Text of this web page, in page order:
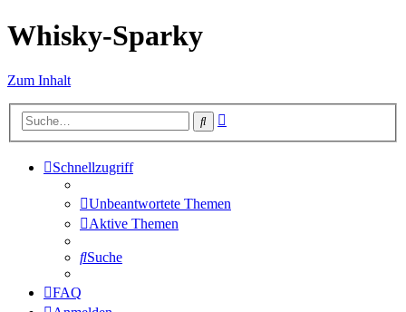
Whisky-Sparky
Zum Inhalt
Suche
Schnellzugriff
Unbeantwortete Themen
Aktive Themen
Suche
FAQ